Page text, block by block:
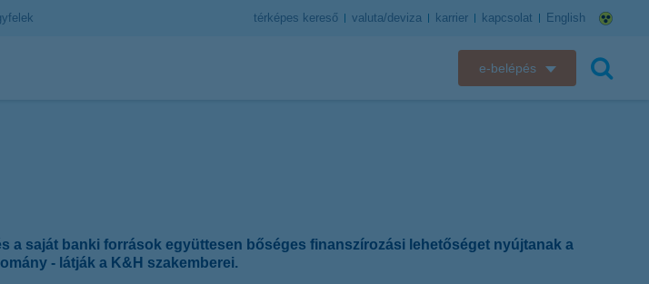
térképes kereső valuta/deviza karrier kapcsolat English
e-belépés
K&H web Electra
a saját banki források együttesen bőséges finanszírozási lehetőséget nyújtanak a
- látják a K&H szakemberei.